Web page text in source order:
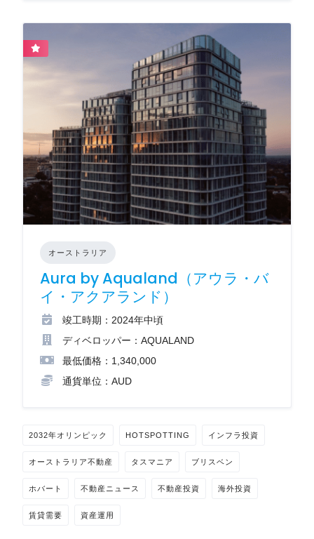
オーストラリア
Aura by Aqualand（アウラ・バ
イ・アクアランド）
竣工時期：2024年中頃
ディベロッパー：AQUALAND
最低価格：1,340,000
通貨単位：AUD
2032年オリンピック HOTSPOTTING インフラ投資
オーストラリア不動産 タスマニア ブリスベン
ホバート 不動産ニュース 不動産投資 海外投資
賃貸需要 資産運用